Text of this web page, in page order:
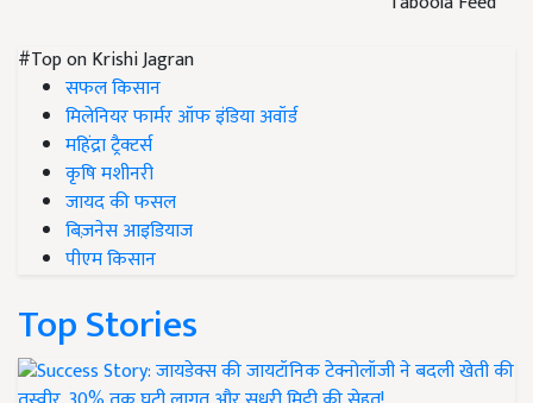
#Top on Krishi Jagran
सफल किसान
मिलेनियर फार्मर ऑफ इंडिया अवॉर्ड
महिंद्रा ट्रैक्टर्स
कृषि मशीनरी
जायद की फसल
बिज़नेस आइडियाज
पीएम किसान
Top Stories